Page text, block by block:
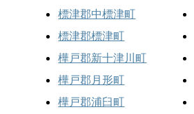
標津郡中標津町
標津郡標津町
樺戸郡新十津川町
樺戸郡月形町
樺戸郡浦臼町